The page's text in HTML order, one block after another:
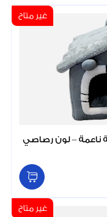
غير متاح
– لون رصاصي
غير متاح